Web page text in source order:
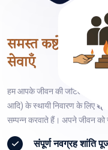
समस्त कष्टों के
सेवाएँ
हम आपके जीवन की जटिल समस्याओं,
आदि) के स्थायी निवारण के लिए
सम्पन्न करवाते हैं। अपने जीवन को
संपूर्णनवग्रह शांति